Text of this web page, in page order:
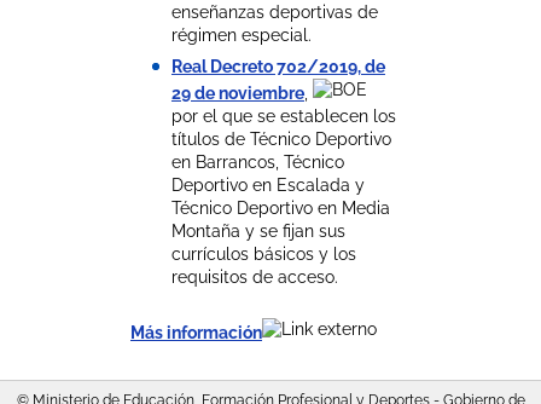
enseñanzas deportivas de
régimen especial.
Real Decreto 702/2019, de
29 de noviembre,
por el que se establecen los
títulos de Técnico Deportivo
en Barrancos, Técnico
Deportivo en Escalada y
Técnico Deportivo en Media
Montaña y se fijan sus
currículos básicos y los
requisitos de acceso.
Más información
© Ministerio de Educación, Formación Profesional y Deportes - Gobierno de